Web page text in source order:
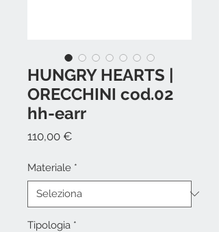
HUNGRY HEARTS |
ORECCHINI cod.02
hh-earr
110,00 €
Materiale *
Tipologia *